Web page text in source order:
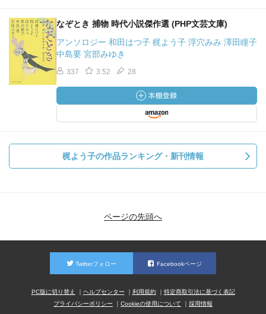
なぞとき 捕物 時代小説傑作選 (PHP文芸文庫)
アンソロジー 和田はつ子 梶よう子 浮穴みみ 澤田瞳子
中島要 宮部みゆき
337 3.52 28
梶よう子の作品ランキング・新刊情報
ページの先頭へ
Twitterフォロー Facebookページ
PC版に切り替え ヘルプセンター 利用規約
特定商取引法に基づく表記
プライバシーポリシー
Cookieの使用について 採用情報